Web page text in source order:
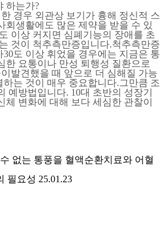
하는가?
경우 외관상 보기가 흉해 정신적 스
회생활에도 많은 제약을 받을 수 있
이상 커지면 심폐기능의 장애를 초
것이 척추측만증입니다.척추측만증
도 이상 휘었을 경우에는 지금은 통
한 요통이나 만성 퇴행성 질환으로
발견했을 때 앞으로 더 심해질 가능
는 것이 매우 중요합니다.그만큼 조
예방법입니다. 10대 초반의 성장기
체 변화에 대해 보다 세심한 관찰이
없는 통풍을 혈액순환치료와 어혈
필요성 25.01.23